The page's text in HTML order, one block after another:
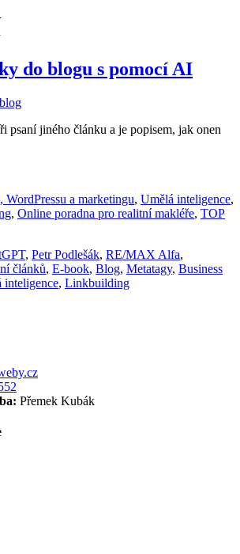
do blogu s pomocí AI
psaní jiného článku a je popisem, jak onen
WordPressu a marketingu, Umělá inteligence,
, Online poradna pro realitní makléře, TOP
, Petr Podlešák, RE/MAX Alfa,
článků, E-book, Blog, Metatagy, Business
inteligence, Linkbuilding
Přemek Kubák